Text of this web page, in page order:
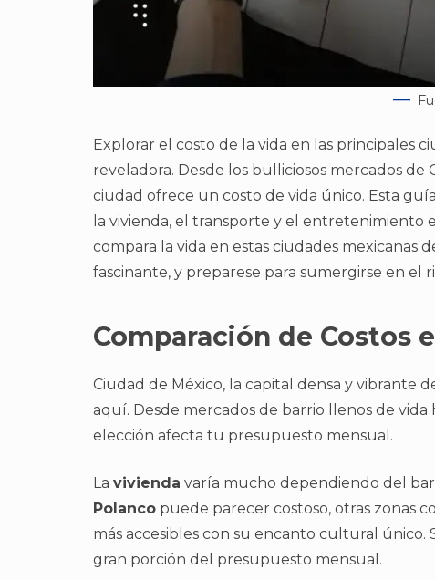
Explorar el costo de la vida en las principales
reveladora. Desde los bulliciosos mercados de
ciudad ofrece un costo de vida único. Esta
la vivienda, el transporte y el entretenimiento
compara la vida en estas ciudades mexicanas
fascinante, y preparese para sumergirse en
Comparación de Costos
Ciudad de México, la capital densa y vibrante
aquí. Desde mercados de barrio llenos de
elección afecta tu presupuesto mensual.
La vivienda varía mucho dependiendo del
Polanco puede parecer costoso, otras zonas
más accesibles con su encanto cultural
gran porción del presupuesto mensual.